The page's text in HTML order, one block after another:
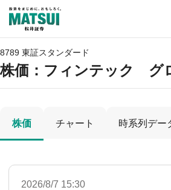
8789 東証スタンダード
株価 ：フィンテック グ
株価 チャート 時系列デー
2026/8/7 15:30